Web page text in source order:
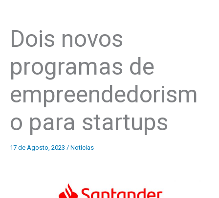
Dois novos
programas de
empreendedorism
o para startups
17 de Agosto, 2023 / Notícias